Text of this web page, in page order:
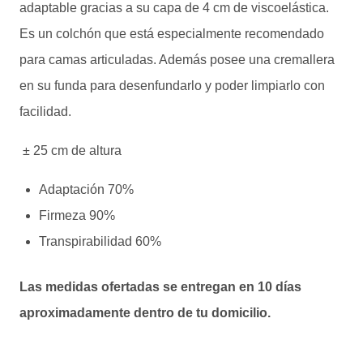
adaptable gracias a su capa de 4 cm de viscoelástica.
Es un colchón que está especialmente recomendado
para camas articuladas. Además posee una cremallera
en su funda para desenfundarlo y poder limpiarlo con
facilidad.
± 25 cm de altura
Adaptación 70%
Firmeza 90%
Transpirabilidad 60%
Las medidas ofertadas se entregan en 10 días
aproximadamente dentro de tu domicilio.